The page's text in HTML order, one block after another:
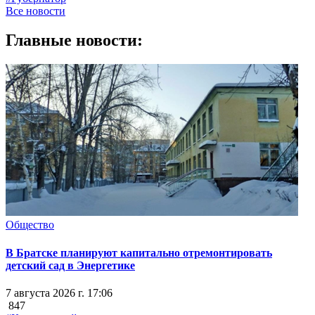
Все новости
Главные новости:
Общество
В Братске планируют капитально отремонтировать
детский сад в Энергетике
7 августа 2026 г. 17:06
847